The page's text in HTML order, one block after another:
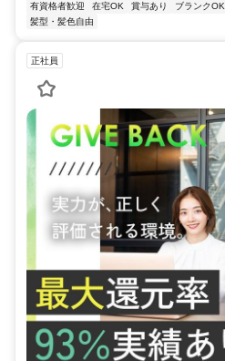
有資格者歓迎
在宅OK 賞与あり ブランクOK
髪型・髪色自由
正社員